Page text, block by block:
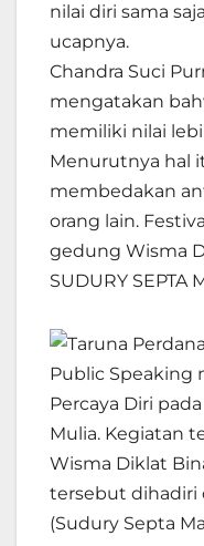
nilai diri sama
ucapnya.
Chandra Suci
mengatakan
memiliki nilai
Menurutnya hal
membedakan
orang lain.
gedung Wisma
SUDURY SEPTA